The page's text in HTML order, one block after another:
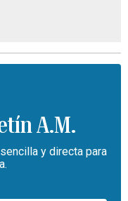
A.M.
y directa para